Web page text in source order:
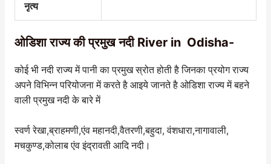
नृत्य
ओडिशा राज्य की प्रमुख नदी River in Odisha-
कोई भी नदी राज्य में पानी का प्रमुख स्रोत होती है जिनका प्रयोग राज्य
अपने विभिन्न परियोजना में करते है आइये जानते है ओडिशा राज्य में बहने
वाली प्रमुख नदी के बारे में
स्वर्ण रेखा,ब्राहमणी,एंव महानदी,वैतरणी,बहुदा, वंशधारा,नागावाली,
मचकुण्ड,कोलाब एंव इंद्रावती आदि नदी।